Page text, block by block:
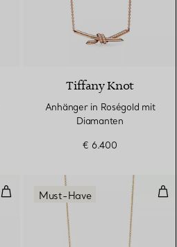
3 Materialien
Tiffany Knot
Anhänger in Roségold mit
Diamanten
€ 6.400
T One schmaler Circle
Must-Have